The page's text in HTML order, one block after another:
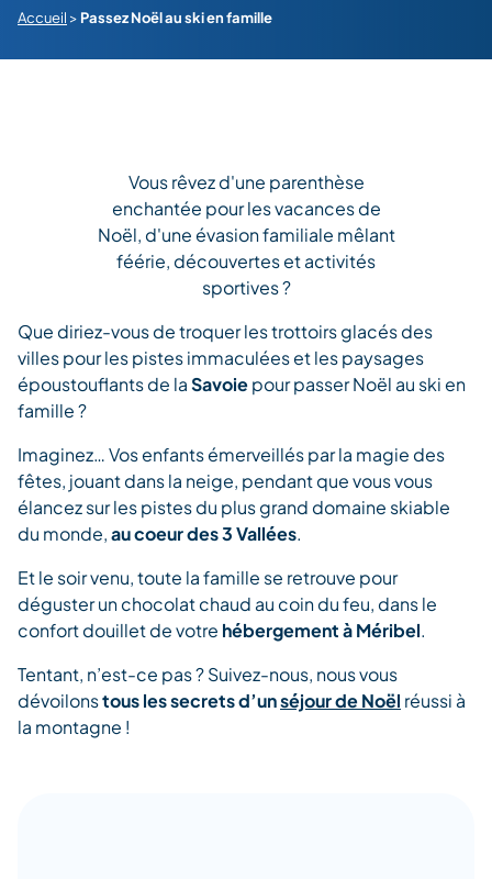
Accueil > Passez Noël au ski en famille
Vous rêvez d'une parenthèse
enchantée pour les vacances de
Noël, d'une évasion familiale mêlant
féérie, découvertes et activités
sportives ?
Que diriez-vous de troquer les trottoirs glacés des
villes pour les pistes immaculées et les paysages
époustouflants de laSavoiepour passer Noël au ski en
famille ?
Imaginez… Vos enfants émerveillés par la magie des
fêtes, jouant dans la neige, pendant que vous vous
élancez sur les pistes du plus grand domaine skiable
du monde,au coeur des 3 Vallées.
Et le soir venu, toute la famille se retrouve pour
déguster un chocolat chaud au coin du feu, dans le
confort douillet de votre hébergement à Méribel.
Tentant, n’est-ce pas ? Suivez-nous, nous vous
dévoilonstous les secrets d’unséjour de Noël réussi à
la montagne !